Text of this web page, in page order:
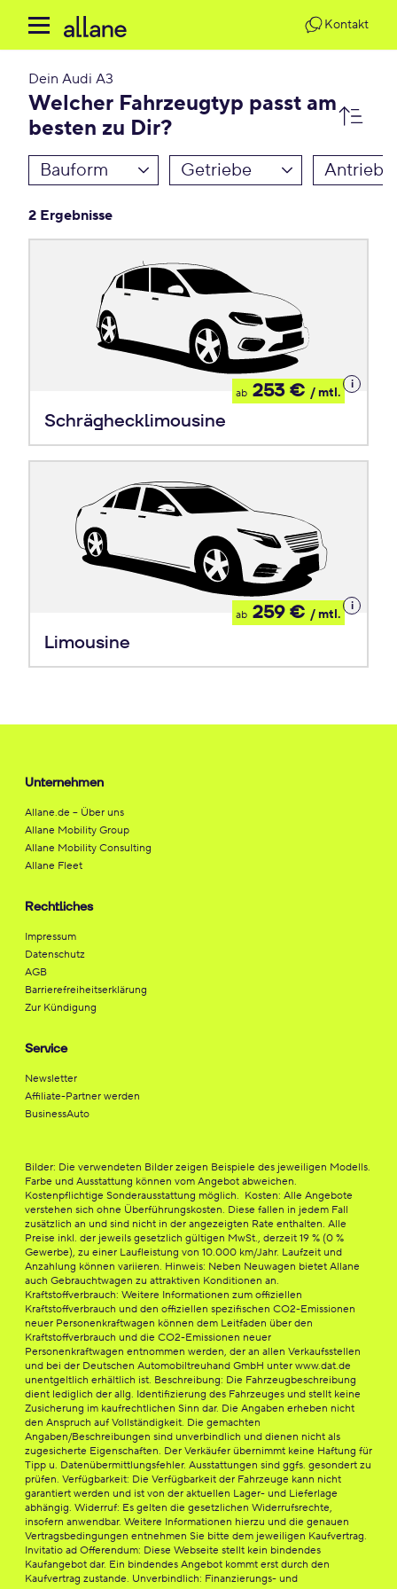
Kontakt
Dein Audi A3
Welcher Fahrzeugtyp passt am
besten zu Dir?
Bauform Getriebe Antrieb
2 Ergebnisse
Schräghecklimousine
ab 253 € / mtl.
Details
zum
Limousine
ab 259 € / mtl.
Details
zum
Unternehmen
Allane.de – Über uns
Allane Mobility Group
Allane Mobility Consulting
Allane Fleet
Rechtliches
Impressum
Datenschutz
AGB
Barrierefreiheitserklärung
Zur Kündigung
Service
Newsletter
Affiliate-Partner werden
BusinessAuto
Bilder: Die verwendeten Bilder zeigen Beispiele des jeweiligen Modells.
Farbe und Ausstattung können vom Angebot abweichen.
Kostenpflichtige Sonderausstattung möglich. Kosten: Alle Angebote
verstehen sich ohne Überführungskosten. Diese fallen in jedem Fall
zusätzlich an und sind nicht in der angezeigten Rate enthalten. Alle
Preise inkl. der jeweils gesetzlich gültigen MwSt., derzeit 19 % (0 %
Gewerbe), zu einer Laufleistung von 10.000 km/Jahr. Laufzeit und
Anzahlung können variieren. Hinweis: Neben Neuwagen bietet Allane
auch Gebrauchtwagen zu attraktiven Konditionen an.
Kraftstoffverbrauch: Weitere Informationen zum offiziellen
Kraftstoffverbrauch und den offiziellen spezifischen CO2-Emissionen
neuer Personenkraftwagen können dem Leitfaden über den
Kraftstoffverbrauch und die CO2-Emissionen neuer
Personenkraftwagen entnommen werden, der an allen Verkaufsstellen
und bei der Deutschen Automobiltreuhand GmbH unter www.dat.de
unentgeltlich erhältlich ist. Beschreibung: Die Fahrzeugbeschreibung
dient lediglich der allg. Identifizierung des Fahrzeuges und stellt keine
Zusicherung im kaufrechtlichen Sinn dar. Die Angaben erheben nicht
den Anspruch auf Vollständigkeit. Die gemachten
Angaben/Beschreibungen sind unverbindlich und dienen nicht als
zugesicherte Eigenschaften. Der Verkäufer übernimmt keine Haftung für
Tipp u. Datenübermittlungsfehler. Ausstattungen sind ggfs. gesondert zu
prüfen. Verfügbarkeit: Die Verfügbarkeit der Fahrzeuge kann nicht
garantiert werden und ist von der aktuellen Lager- und Lieferlage
abhängig. Widerruf: Es gelten die gesetzlichen Widerrufsrechte,
insofern anwendbar. Weitere Informationen hierzu und die genauen
Vertragsbedingungen entnehmen Sie bitte dem jeweiligen Kaufvertrag.
Invitatio ad Offerendum: Diese Webseite stellt kein bindendes
Kaufangebot dar. Ein bindendes Angebot kommt erst durch den
Kaufvertrag zustande. Unverbindlich: Finanzierungs- und